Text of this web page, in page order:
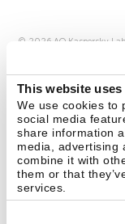
This website
We use cookies to
social media
share information
media, advertising
combine it with
them or that
services.
© 2026 AO Kaspersky
Anmeldung zum
Kontakt Über uns
Pressemitteilungen
Securelist Eugene